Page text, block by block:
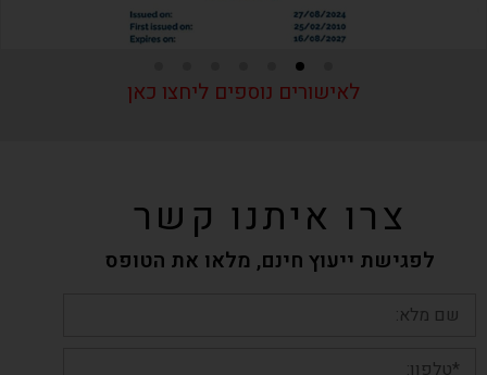
לאישורים נוספים ליחצו כאן
צרו איתנו קשר
לפגישת ייעוץ חינם, מלאו את הטופס